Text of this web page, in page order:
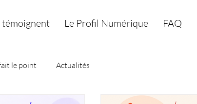
témoignent Le Profil Numérique FAQ
le point Actualités